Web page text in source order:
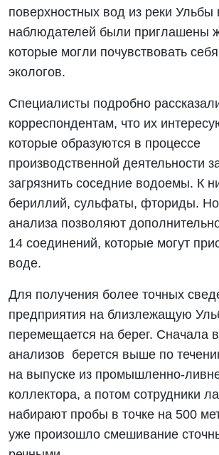
поверхностных вод из реки Ульбы
наблюдателей были приглашены
которые могли почувствовать
экологов.
Специалисты подробно
корреспондентам, что их
которые образуются в процессе
производственной деятельности
загрязнить соседние водоемы. К
бериллий, сульфаты, фториды.
анализа позволяют
14 соединений, которые могут
воде.
Для получения более точных
предприятия на близлежащую
перемещается на берег. Сначала
анализов берется выше по
на выпуске из промышленно-
коллектора, а потом сотрудники
набирают пробы в точке на 500
уже произошло смешивание